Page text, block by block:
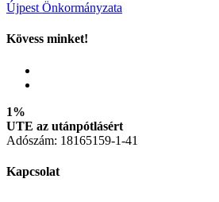
Újpest Önkormányzata
Kövess minket!
1%
UTE az utánpótlásért
Adószám: 18165159-1-41
Kapcsolat